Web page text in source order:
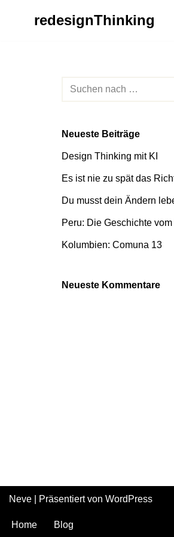
redesignThinking
Neueste Beiträge
Design Thinking mit KI
Es ist nie zu spät das
Du musst dein Ändern
Peru: Die Geschichte
Kolumbien: Comuna 13
Neueste Kommentare
Neve | Präsentiert von WordPress
Home Blog